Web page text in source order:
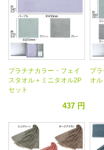
プラチナカラー・フェイ
スタオル＋ミニタオル2P
セット
437 円
プ
オル